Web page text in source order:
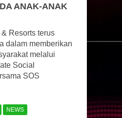
ANAK-ANAK
Resorts terus
dalam memberikan
melalui
Social
SOS
NEWS